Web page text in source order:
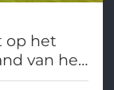
op het
van het